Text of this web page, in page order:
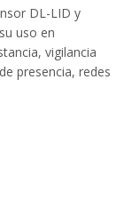
DL-LID y
uso en
vigilancia
presencia, redes